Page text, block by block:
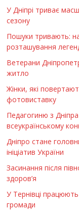
У Дніпрі триває
сезону
Пошуки тривають:
розташування
Ветерани
житло
Жінки, які
фотовиставку
Педагогиню з
всеукраїнському
Дніпро стане
ініціатив України
Засинання після
здоров’я
У Тернівці
громади